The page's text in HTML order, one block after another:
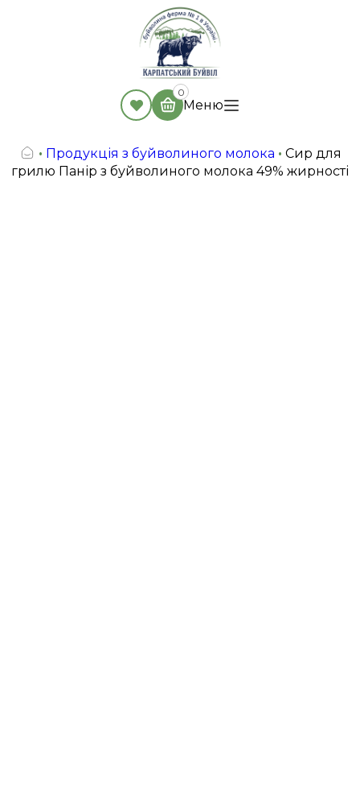
0
Меню
• Продукція з буйволиного молока • Сир для
грилю Панір з буйволиного молока 49% жирності